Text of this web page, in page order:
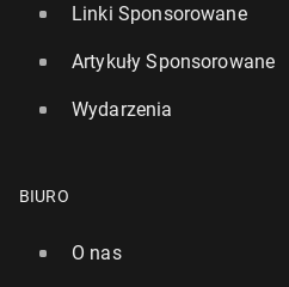
Linki Sponsorowane
Artykuły Sponsorowane
Wydarzenia
BIURO
O nas